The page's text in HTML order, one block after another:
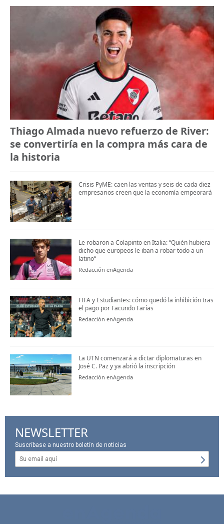
Thiago Almada nuevo refuerzo de River:
se convertiría en la compra más cara de
la historia
Crisis PyME: caen las ventas y seis de cada diez
empresarios creen que la economía empeorará
Le robaron a Colapinto en Italia: “Quién hubiera
dicho que europeos le iban a robar todo a un
latino“
Redacción enAgenda
FIFA y Estudiantes: cómo quedó la inhibición tras
el pago por Facundo Farías
Redacción enAgenda
La UTN comenzará a dictar diplomaturas en
José C. Paz y ya abrió la inscripción
Redacción enAgenda
NEWSLETTER
Suscríbase a nuestro boletín de noticias